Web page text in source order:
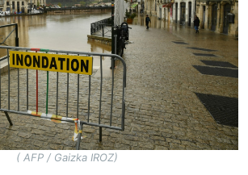
( AFP / Gaizka IROZ)